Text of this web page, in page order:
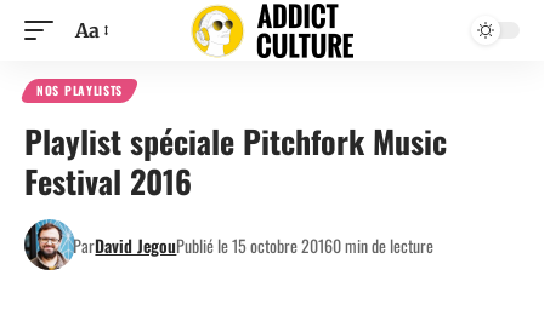
Aa
NOS PLAYLISTS
Playlist spéciale Pitchfork Music
Festival 2016
ParDavid JegouPublié le 15 octobre 20160 min de lecture